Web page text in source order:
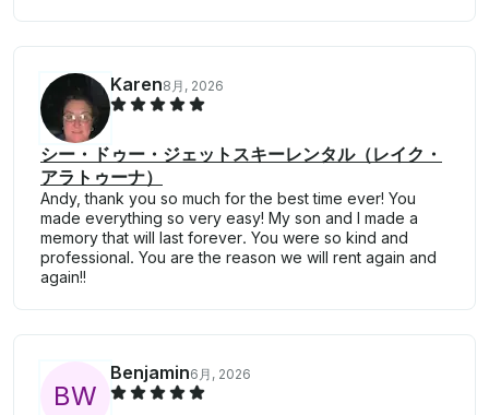
Karen8月, 2026
シー・ドゥー・ジェットスキーレンタル（レイク・
アラトゥーナ）
Andy, thank you so much for the best time ever! You
made everything so very easy! My son and I made a
memory that will last forever. You were so kind and
professional. You are the reason we will rent again and
again!!
BW
Benjamin6月, 2026